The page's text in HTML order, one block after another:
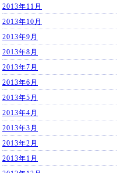
2013年11月
2013年10月
2013年9月
2013年8月
2013年7月
2013年6月
2013年5月
2013年4月
2013年3月
2013年2月
2013年1月